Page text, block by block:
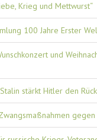
Krieg und Mettwurst“
100 Jahre Erster
und
stärkt Hitler den
gegen